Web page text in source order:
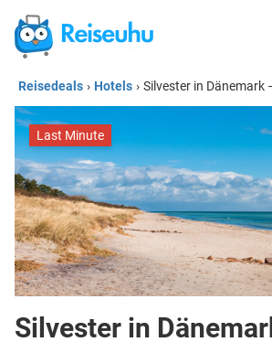
REISEDEALS
GUTSCHEINE
KREDITKARTEN
ESIM
REISEBLOG
Reisedeals › Hotels › Silvester in Dänemark
Last Minute
Silvester in